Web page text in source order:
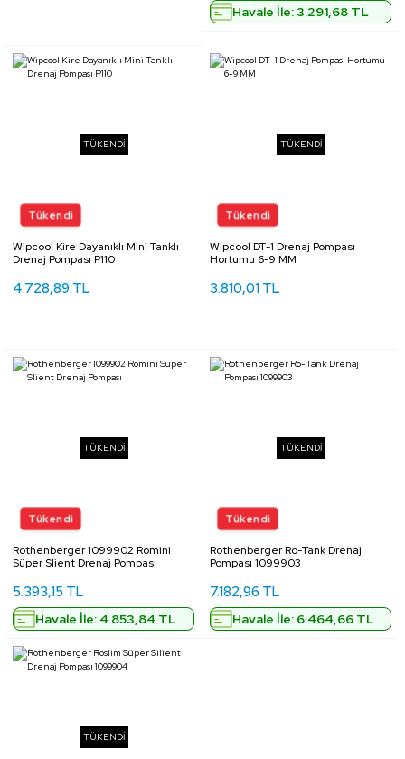
Havale İle: 3.291,68 TL
TÜKENDİ
Wipcool Kire Dayanıklı Mini Tanklı
Drenaj Pompası P110
4.728,89 TL
TÜKENDİ
Wipcool DT-1 Drenaj Pompası
Hortumu 6-9 MM
3.810,01 TL
TÜKENDİ
Rothenberger 1099902 Romini
Süper Slient Drenaj Pompası
5.393,15 TL
Havale İle: 4.853,84 TL
TÜKENDİ
Rothenberger Ro-Tank Drenaj
Pompası 1099903
7.182,96 TL
Havale İle: 6.464,66 TL
TÜKENDİ